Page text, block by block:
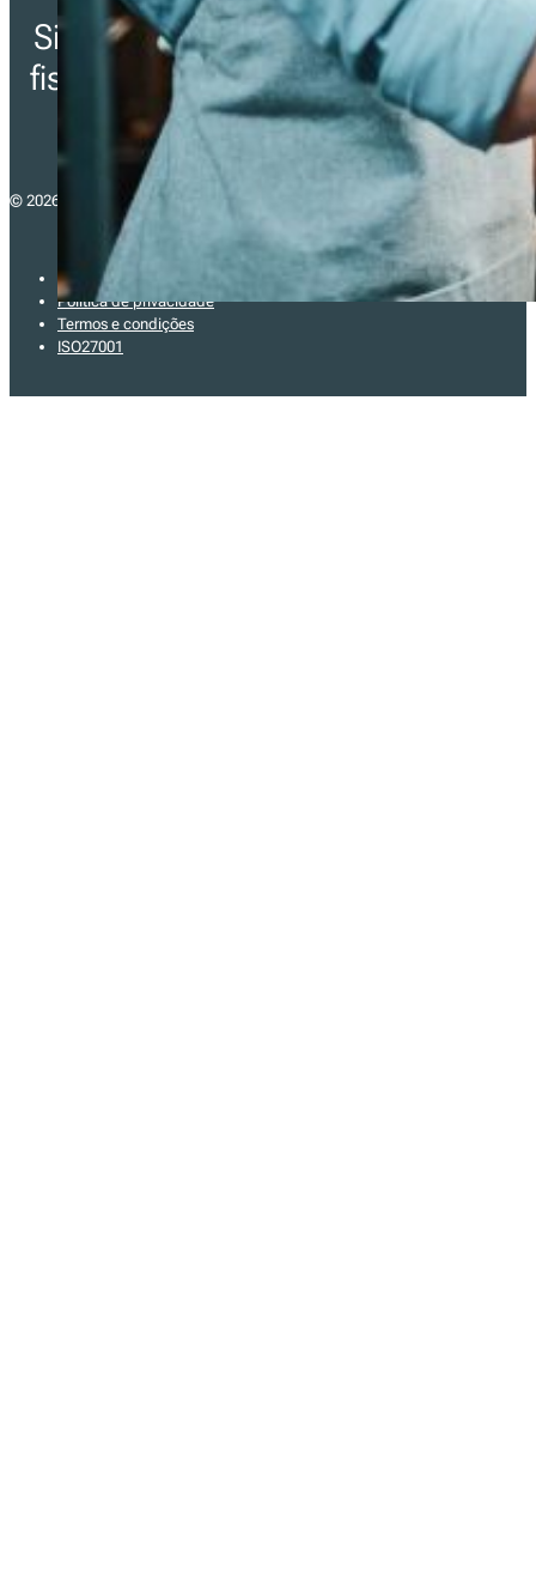
Simplifica o cumprimento da
fiscalidade para as empresas
em toda a Europa.
© 2026 - fiskaltrust consulting gmbh
Imprint
Política de privacidade
Termos e condições
ISO27001